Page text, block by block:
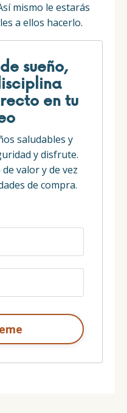
mismo le estarás
a ellos hacerlo.
sueño,
en tu
saludables y
y disfrute.
valor y de vez
de compra.